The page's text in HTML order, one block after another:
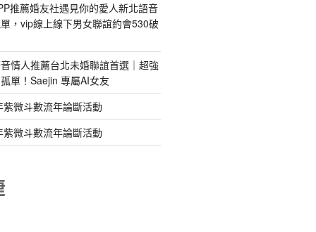
推薦婚友社遇見你的愛人新北語音
，vip線上線下男女聯誼約會530破
情人推薦台北未婚聯誼首選｜超強
單！Saejin 專屬AI女友
微斗數流年論斷活動
微斗數流年論斷活動